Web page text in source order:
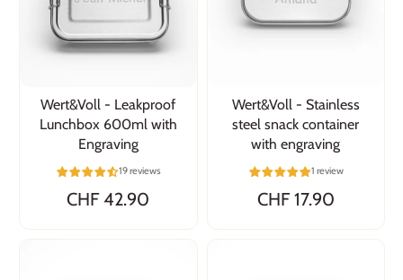
Wert&Voll - Leakproof
Lunchbox 600ml with
Engraving
19 reviews
CHF 42.90
Wert&Voll - Stainless
steel snack container
with engraving
1 review
CHF 17.90